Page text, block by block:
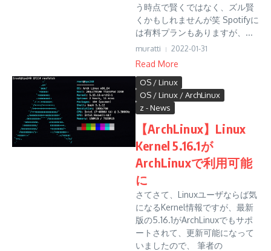
う時点で賢くではなく、ズル賢
くかもしれませんが笑 Spotifyに
は有料プランもありますが、...
muratti 2022-01-31
Read More
OS / Linux
OS / Linux / ArchLinux
z - News
【ArchLinux】Linux
Kernel 5.16.1が
ArchLinuxで利用可能
に
さてさて、Linuxユーザならば気
になるKernel情報ですが、最新
版の5.16.1がArchLinuxでもサポ
ートされて、更新可能になって
いましたので、 筆者の